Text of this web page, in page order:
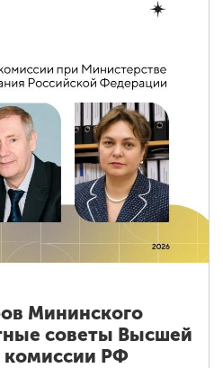
Мининского
советы Высшей
комиссии РФ